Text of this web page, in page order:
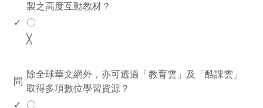
製之高度互動教材？
✓
〇
╳
問
除全球華文網外，亦可透過「教育雲」及「酷課雲」
取得多項數位學習資源？
✓
〇